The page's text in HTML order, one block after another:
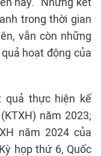
trong thời gian
vẫn còn những
hoạt động của
quả thực hiện kế
năm 2023;
năm 2024 của
họp thứ 6, Quốc